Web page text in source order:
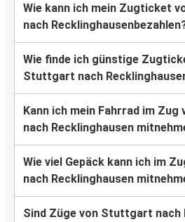
Wie kann ich mein Zugticket
nach
Wie finde ich günstige
Stuttgart nach
Kann ich mein Fahrrad im
nach Recklinghausen
Wie viel Gepäck kann ich im
nach Recklinghausen
Sind Züge von Stuttgart nach